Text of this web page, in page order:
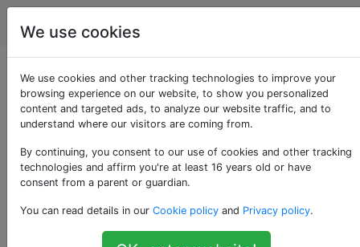
Viaggio
Dove posso trovare le
linee ferroviarie
utilizzando le
locomotive Wild
West?
We use cookies
We use cookies and other tracking technologies to improve your
browsing experience on our website, to show you personalized
content and targeted ads, to analyze our website traffic, and to
understand where our visitors are coming from.
By continuing, you consent to our use of cookies and other tracking
technologies and affirm you're at least 16 years old or have
consent from a parent or guardian.
You can read details in our Cookie policy and Privacy policy.